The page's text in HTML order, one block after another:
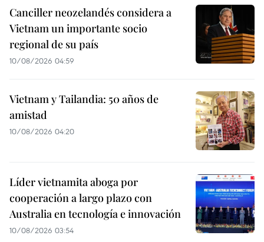
Canciller neozelandés considera a
Vietnam un importante socio
regional de su país
10/08/2026 04:59
Vietnam y Tailandia: 50 años de
amistad
10/08/2026 04:20
Líder vietnamita aboga por
cooperación a largo plazo con
Australia en tecnología e innovación
10/08/2026 03:54